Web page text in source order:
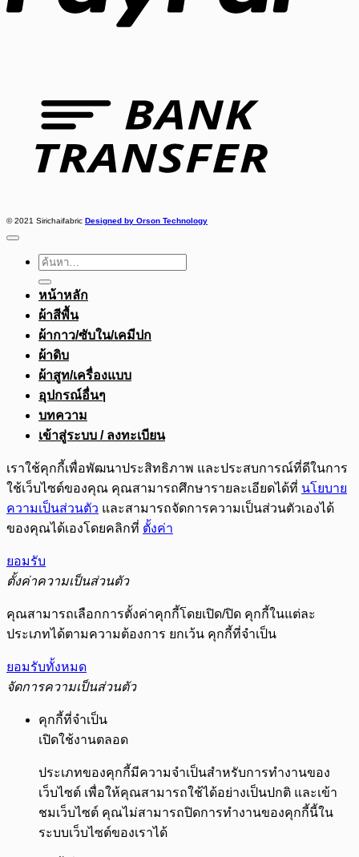
© 2021 Sirichaifabric Designed by Orson Technology
ค้นหา:
หน้าหลัก
ผ้าสีพื้น
ผ้ากาว/ซับใน/เคมีปก
ผ้าดิบ
ผ้าสูท/เครื่องแบบ
อุปกรณ์อื่นๆ
บทความ
เข้าสู่ระบบ / ลงทะเบียน
เราใช้คุกกี้เพื่อพัฒนาประสิทธิภาพ และประสบการณ์ที่ดีในการ
ใช้เว็บไซต์ของคุณ คุณสามารถศึกษารายละเอียดได้ที่ นโยบาย
ความเป็นส่วนตัว และสามารถจัดการความเป็นส่วนตัวเองได้
ของคุณได้เองโดยคลิกที่ ตั้งค่า
ยอมรับ
ตั้งค่าความเป็นส่วนตัว
คุณสามารถเลือกการตั้งค่าคุกกี้โดยเปิด/ปิด คุกกี้ในแต่ละ
ประเภทได้ตามความต้องการ ยกเว้น คุกกี้ที่จำเป็น
ยอมรับทั้งหมด
จัดการความเป็นส่วนตัว
คุกกี้ที่จำเป็น
เปิดใช้งานตลอด
ประเภทของคุกกี้มีความจำเป็นสำหรับการทำงานของ
เว็บไซต์ เพื่อให้คุณสามารถใช้ได้อย่างเป็นปกติ และเข้า
ชมเว็บไซต์ คุณไม่สามารถปิดการทำงานของคุกกี้นี้ใน
ระบบเว็บไซต์ของเราได้